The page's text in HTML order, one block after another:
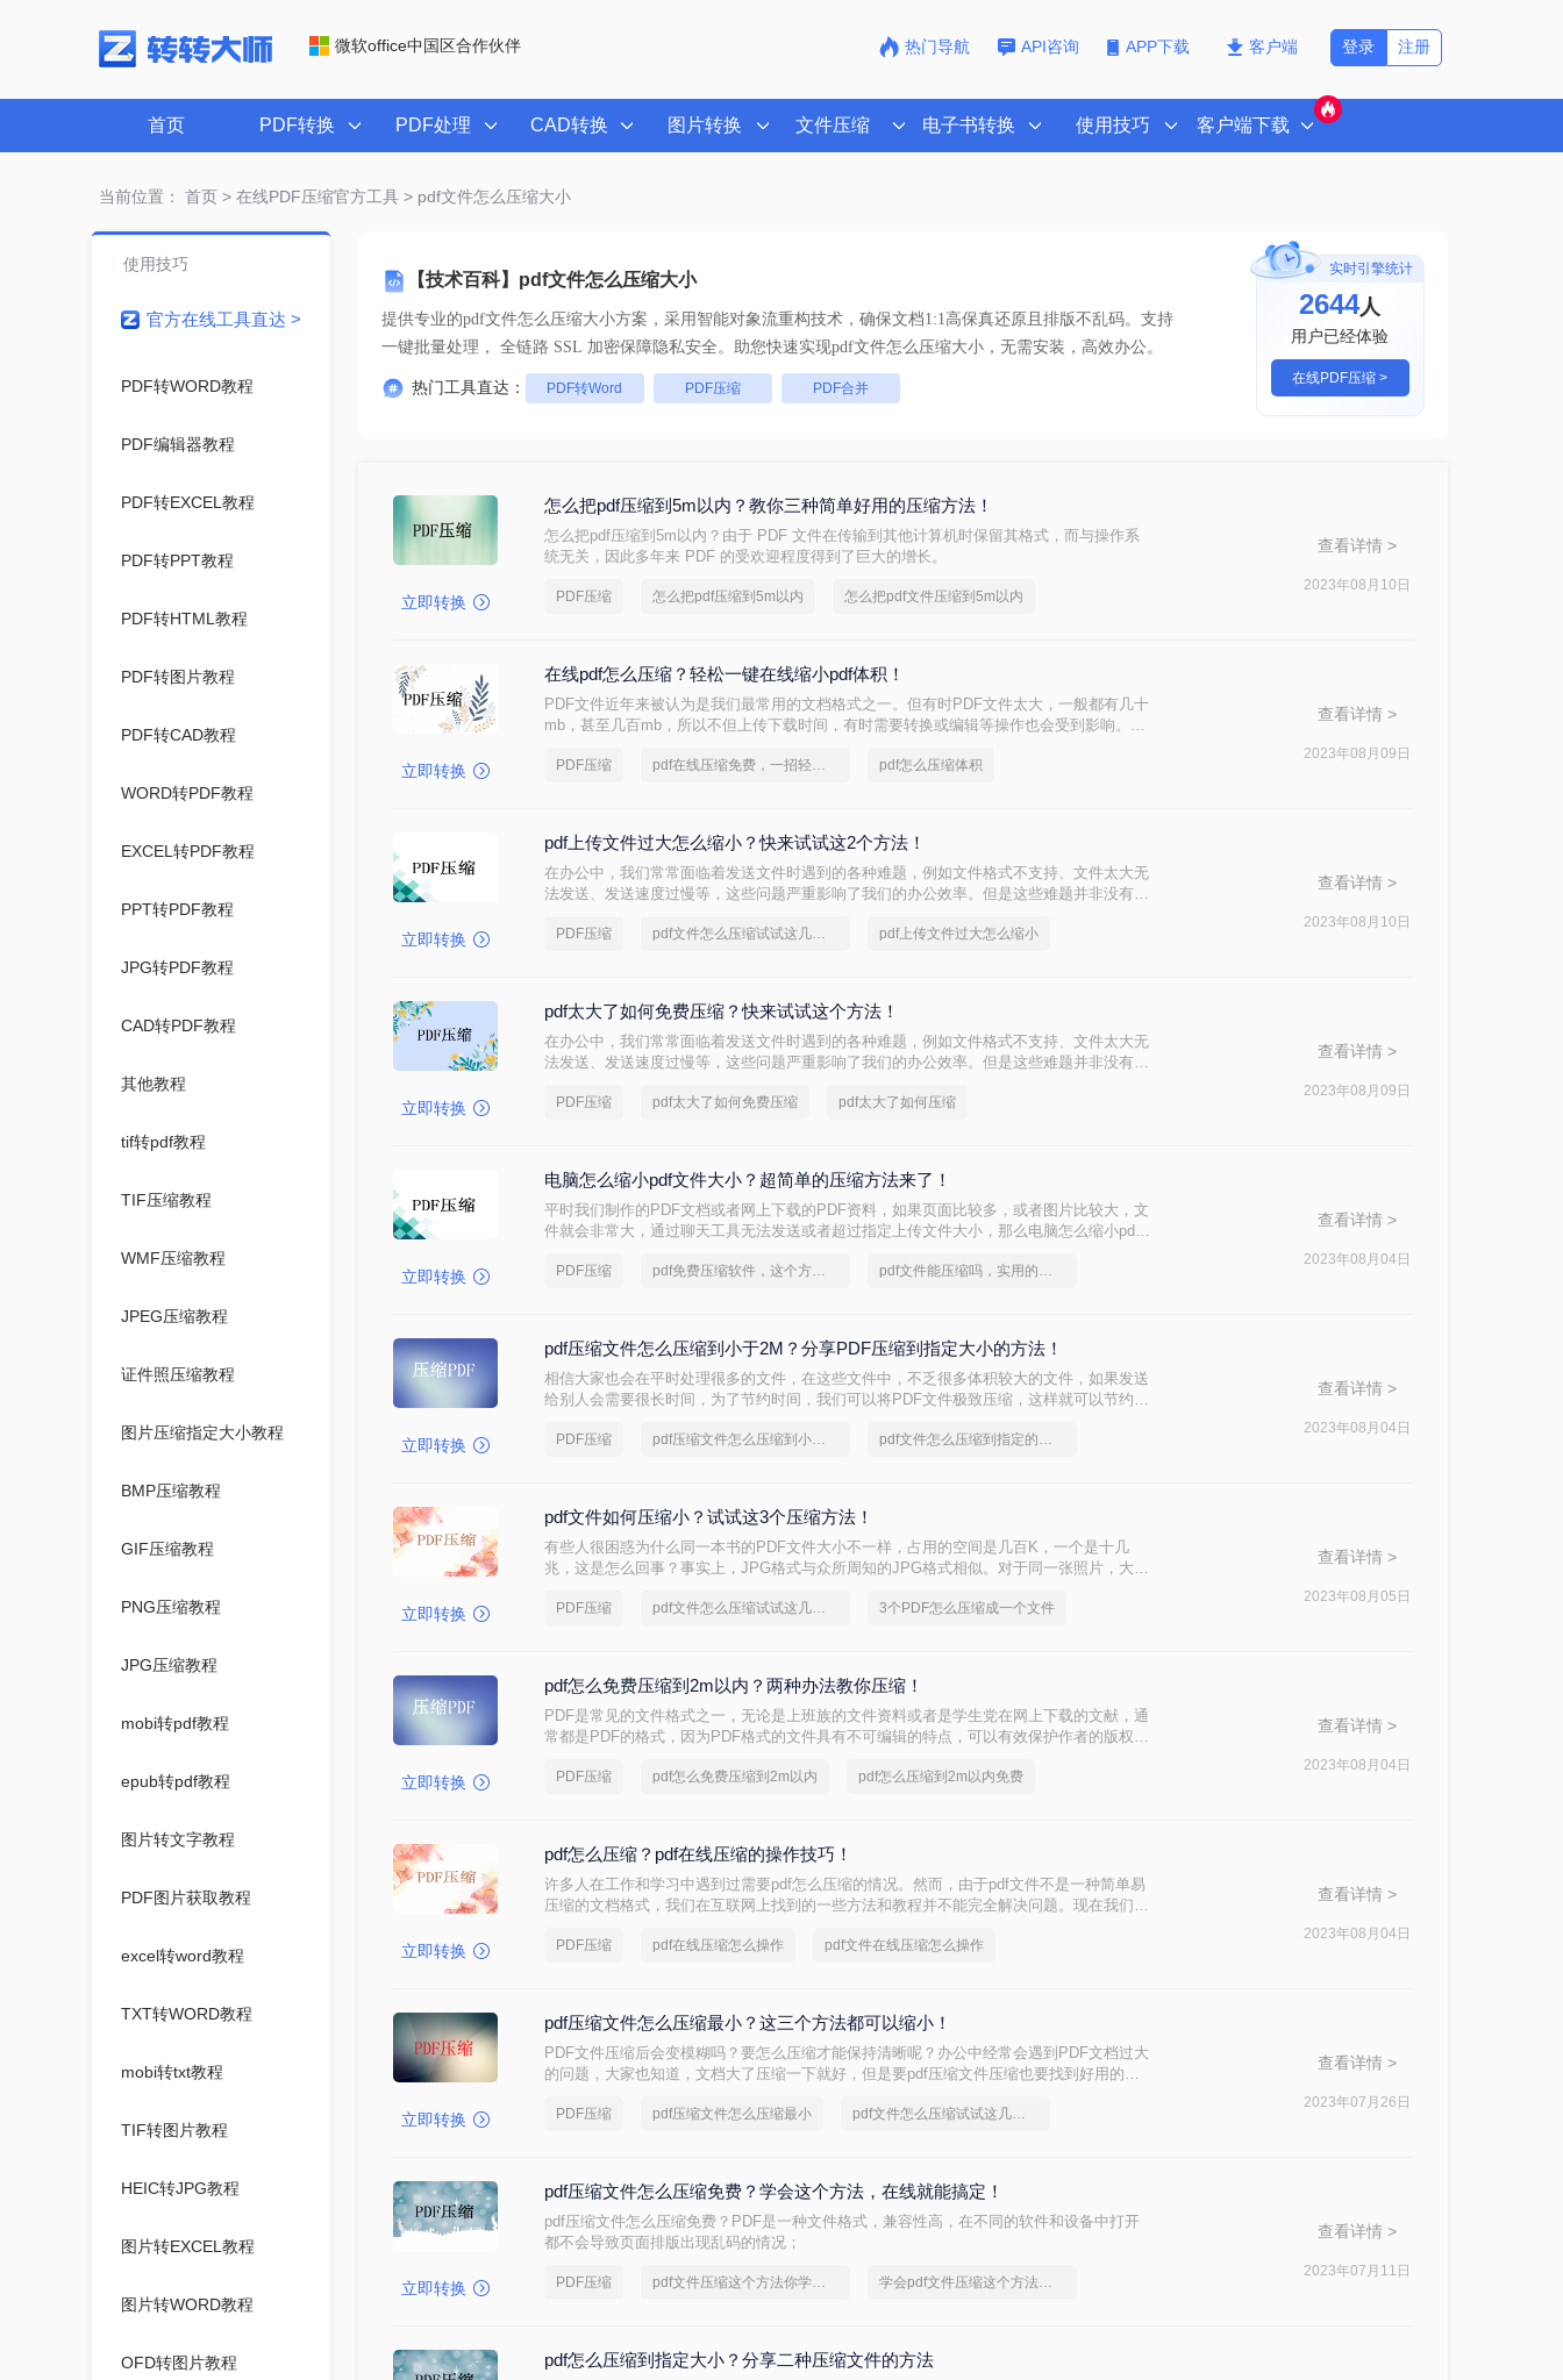
微软office中国区合作伙伴 热门导航 API咨询 APP下载 客户端 注册
登录
首页 PDF转换 PDF处理 CAD转换 图片转换 文件压缩 电子书转换 使用技巧 客户端下载
当前位置： 首页> 在线PDF压缩官方工具> pdf文件怎么压缩大小
【技术百科】pdf文件怎么压缩大小
提供专业的pdf文件怎么压缩大小方案，采用智能对象流重构技术，确保文档1:1高保真还原且排版不乱码。支持
一键批量处理， 全链路 SSL 加密保障隐私安全。助您快速实现pdf文件怎么压缩大小，无需安装，高效办公。
热门工具直达： PDF转Word PDF压缩 PDF合并
实时引擎统计
2644人
用户已经体验
在线PDF压缩 >
使用技巧
官方在线工具直达 >
PDF转WORD教程
PDF编辑器教程
PDF转EXCEL教程
PDF转PPT教程
PDF转HTML教程
PDF转图片教程
PDF转CAD教程
WORD转PDF教程
EXCEL转PDF教程
PPT转PDF教程
JPG转PDF教程
CAD转PDF教程
其他教程
tif转pdf教程
TIF压缩教程
WMF压缩教程
JPEG压缩教程
证件照压缩教程
图片压缩指定大小教程
BMP压缩教程
GIF压缩教程
PNG压缩教程
JPG压缩教程
mobi转pdf教程
epub转pdf教程
图片转文字教程
PDF图片获取教程
excel转word教程
TXT转WORD教程
mobi转txt教程
TIF转图片教程
HEIC转JPG教程
图片转EXCEL教程
图片转WORD教程
OFD转图片教程
立即转换
怎么把pdf压缩到5m以内？教你三种简单好用的压缩方法！
怎么把pdf压缩到5m以内？由于 PDF 文件在传输到其他计算机时保留其格式，而与操作系
统无关，因此多年来 PDF 的受欢迎程度得到了巨大的增长。
PDF压缩 怎么把pdf压缩到5m以内 怎么把pdf文件压缩到5m以内
查看详情 >
2023年08月10日
立即转换
在线pdf怎么压缩？轻松一键在线缩小pdf体积！
PDF文件近年来被认为是我们最常用的文档格式之一。但有时PDF文件太大，一般都有几十
mb，甚至几百mb，所以不但上传下载时间，有时需要转换或编辑等操作也会受到影响。所
PDF压缩 pdf在线压缩免费，一招轻松解决 pdf怎么压缩体积
查看详情 >
2023年08月09日
立即转换
pdf上传文件过大怎么缩小？快来试试这2个方法！
在办公中，我们常常面临着发送文件时遇到的各种难题，例如文件格式不支持、文件太大无
法发送、发送速度过慢等，这些问题严重影响了我们的办公效率。但是这些难题并非没有解
决PDF压缩 pdf文件怎么压缩试试这几个方法 pdf上传文件过大怎么缩小
查看详情 >
2023年08月10日
立即转换
pdf太大了如何免费压缩？快来试试这个方法！
​在办公中，我们常常面临着发送文件时遇到的各种难题，例如文件格式不支持、文件太大无
法发送、发送速度过慢等，这些问题严重影响了我们的办公效率。但是这些难题并非没有解
决。下面一起看看pdf太大了如何免费压缩​吧。
PDF压缩 pdf太大了如何免费压缩 pdf太大了如何压缩
查看详情 >
2023年08月09日
立即转换
电脑怎么缩小pdf文件大小？超简单的压缩方法来了！
平时我们制作的PDF文档或者网上下载的PDF资料，如果页面比较多，或者图片比较大，文
件就会非常大，通过聊天工具无法发送或者超过指定上传文件大小，那么电脑怎么缩小pdf
PDF压缩 pdf免费压缩软件，这个方法超简单 pdf文件能压缩吗，实用的方法来了
查看详情 >
2023年08月04日
立即转换
pdf压缩文件怎么压缩到小于2M？分享PDF压缩到指定大小的方法！
相信大家也会在平时处理很多的文件，在这些文件中，不乏很多体积较大的文件，如果发送
给别人会需要很长时间，为了节约时间，我们可以将PDF文件极致压缩，这样就可以节约很
的两招，就可以轻松压缩文件，还不赶快看一看！
PDF压缩 pdf压缩文件怎么压缩到小于2M pdf文件怎么压缩到指定的大小
查看详情 >
2023年08月04日
立即转换
pdf文件如何压缩小？试试这3个压缩方法！
有些人很困惑为什么同一本书的PDF文件大小不一样，占用的空间是几百K，一个是十几
兆，这是怎么回事？事实上，JPG格式与众所周知的JPG格式相似。对于同一张照片，大小
压缩，下面就来教你pdf文件如何压缩小，减少其存储空间。
PDF压缩 pdf文件怎么压缩试试这几个方法 3个PDF怎么压缩成一个文件
查看详情 >
2023年08月05日
立即转换
pdf怎么免费压缩到2m以内？两种办法教你压缩！
PDF是常见的文件格式之一，无论是上班族的文件资料或者是学生党在网上下载的文献，通
常都是PDF的格式，因为PDF格式的文件具有不可编辑的特点，可以有效保护作者的版权。
么免费压缩到2m以内呢？今天，就让我来分享2个压缩PDF的方法，还不会的朋友快接着往
PDF压缩 pdf怎么免费压缩到2m以内 pdf怎么压缩到2m以内免费
查看详情 >
2023年08月04日
立即转换
pdf怎么压缩？pdf在线压缩的操作技巧！
许多人在工作和学习中遇到过需要pdf怎么压缩的情况。然而，由于pdf文件不是一种简单易
压缩的文档格式，我们在互联网上找到的一些方法和教程并不能完全解决问题。现在我们教
PDF压缩 pdf在线压缩怎么操作 pdf文件在线压缩怎么操作
查看详情 >
2023年08月04日
立即转换
pdf压缩文件怎么压缩最小？这三个方法都可以缩小！
PDF文件压缩后会变模糊吗？要怎么压缩才能保持清晰呢？办公中经常会遇到PDF文档过大
的问题，大家也知道，文档大了压缩一下就好，但是要pdf压缩文件压缩也要找到好用的软
呢？下面一起看看吧。
PDF压缩 pdf压缩文件怎么压缩最小 pdf文件怎么压缩试试这几个方法
查看详情 >
2023年07月26日
立即转换
pdf压缩文件怎么压缩免费？学会这个方法，在线就能搞定！
pdf压缩文件怎么压缩免费？PDF是一种文件格式，兼容性高，在不同的软件和设备中打开
都不会导致页面排版出现乱码的情况；
PDF压缩 pdf文件压缩这个方法你学会了吗？ 学会pdf文件压缩这个方法，办公方便多了
查看详情 >
2023年07月11日
pdf怎么压缩到指定大小？分享二种压缩文件的方法